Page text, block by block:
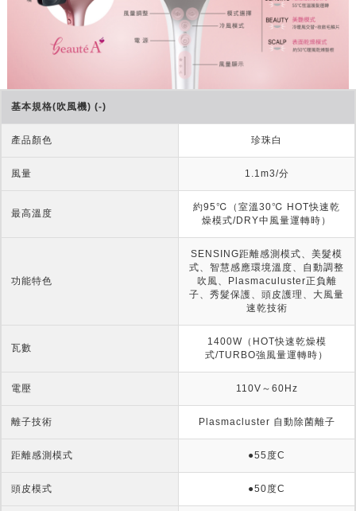
基本規格(吹風機) (-)
產品顏色 珍珠白
風量 1.1m3/分
最高溫度
約95℃（室溫30℃ HOT快速乾
燥模式/DRY中風量運轉時）
功能特色
SENSING距離感測模式、美髮模
式、智慧感應環境溫度、自動調整
吹風、Plasmaculuster正負離
子、秀髮保護、頭皮護理、大風量
速乾技術
瓦數
1400W（HOT快速乾燥模
式/TURBO強風量運轉時）
電壓 110V～60Hz
離子技術 Plasmacluster 自動除菌離子
距離感測模式 ●55度C
頭皮模式 ●50度C